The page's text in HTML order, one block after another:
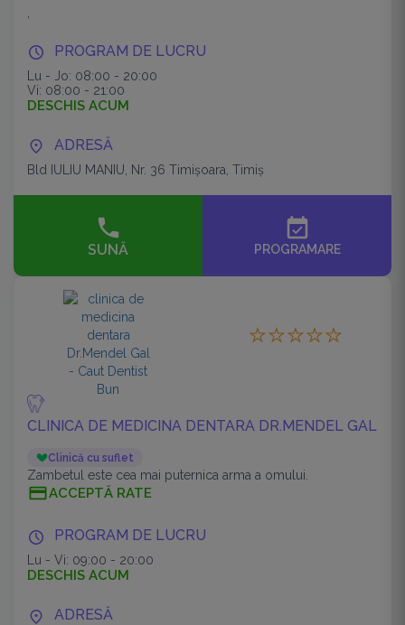
PROGRAM DE LUCRU
Lu - Jo: 08:00 - 20:00
Vi: 08:00 - 21:00
DESCHIS ACUM
ADRESĂ
Bld IULIU MANIU, Nr. 36 Timişoara, Timiș
SUNĂ
event_available
PROGRAMARE
CLINICA DE MEDICINA DENTARA DR.MENDEL GAL
Clinică cu suflet
Zambetul este cea mai puternica arma a omului.
ACCEPTĂ RATE
PROGRAM DE LUCRU
Lu - Vi: 09:00 - 20:00
DESCHIS ACUM
ADRESĂ